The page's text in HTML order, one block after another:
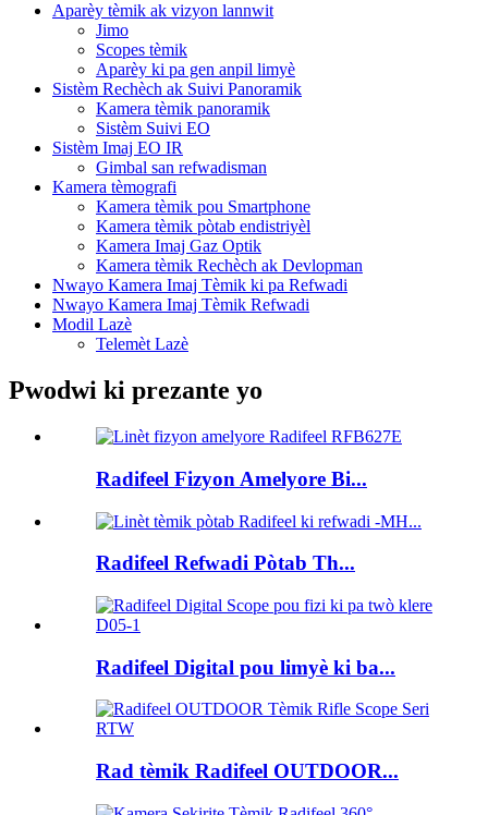
Aparèy tèmik ak vizyon lannwit
Jimo
Scopes tèmik
Aparèy ki pa gen anpil limyè
Sistèm Rechèch ak Suivi Panoramik
Kamera tèmik panoramik
Sistèm Suivi EO
Sistèm Imaj EO IR
Gimbal san refwadisman
Kamera tèmografi
Kamera tèmik pou Smartphone
Kamera tèmik pòtab endistriyèl
Kamera Imaj Gaz Optik
Kamera tèmik Rechèch ak Devlopman
Nwayo Kamera Imaj Tèmik ki pa Refwadi
Nwayo Kamera Imaj Tèmik Refwadi
Modil Lazè
Telemèt Lazè
Pwodwi ki prezante yo
Radifeel Fizyon Amelyore Bi...
Radifeel Refwadi Pòtab Th...
Radifeel Digital pou limyè ki ba...
Rad tèmik Radifeel OUTDOOR...